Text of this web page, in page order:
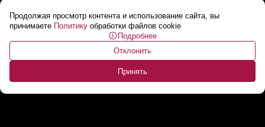
Продолжая просмотр контента и использование сайта, вы
принимаете Политику обработки файлов cookie
Подробнее
Отклонить
Принять
Сенат США принял резолюцию о
прекращении войны с Ираном...